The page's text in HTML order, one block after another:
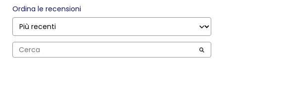
Ordina le recensioni